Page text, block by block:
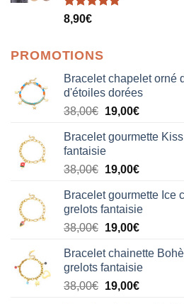
Note5.00
sur 5
8,90€
PROMOTIONS
Bracelet chapelet orné
d'étoiles dorées
38,00€ Le
initial
était :
38,00€.
19,00€Le
actuel
19,00€.
Bracelet gourmette
fantaisie
38,00€ Le
initial
était :
38,00€.
19,00€Le
actuel
est :
19,00€.
Bracelet gourmette Ice
grelots fantaisie
38,00€ Le
initial
était :
38,00€.
19,00€Le
actuel
est :
19,00€.
Bracelet chainette
grelots fantaisie
38,00€ Le
19,00€Le